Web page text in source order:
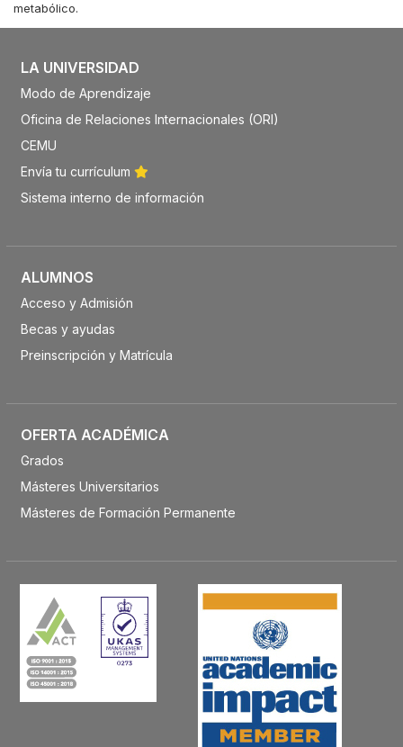
metabólico.
LA UNIVERSIDAD
Modo de Aprendizaje
Oficina de Relaciones Internacionales (ORI)
CEMU
Envía tu currículum
Sistema interno de información
ALUMNOS
Acceso y Admisión
Becas y ayudas
Preinscripción y Matrícula
OFERTA ACADÉMICA
Grados
Másteres Universitarios
Másteres de Formación Permanente